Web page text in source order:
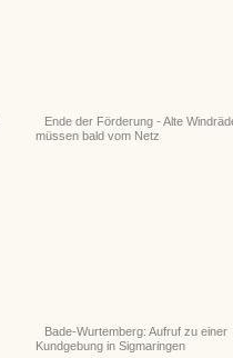
Ende der Förderung - Alte
müssen bald vom Netz
Bade-Wurtemberg: Aufruf zu einer
Kundgebung in Sigmaringen